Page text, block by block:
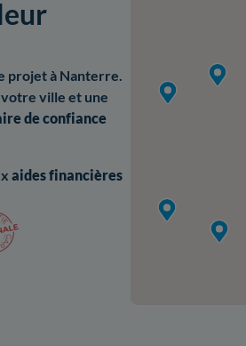
projet à Nanterre.
votre ville et une
de confiance
aidesfinancières